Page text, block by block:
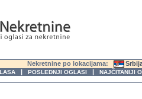
Nekretnine po lokacijama:
| POSLEDNJI OGLASI | NAJČITANIJI